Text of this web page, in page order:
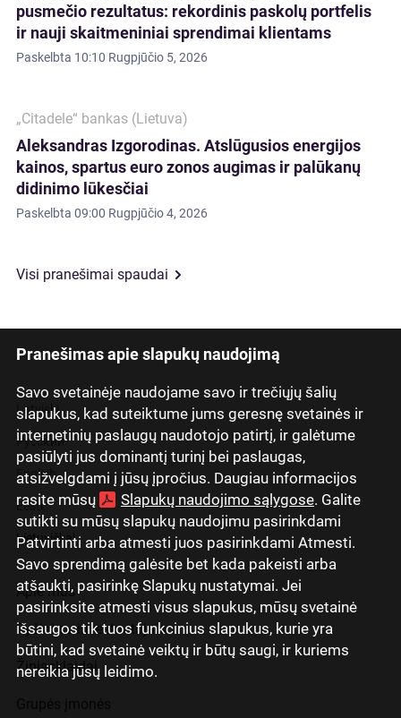
Pranešimas apie slapukų naudojimą
Savo svetainėje naudojame savo ir trečiųjų šalių
slapukus, kad suteiktume jums geresnę svetainės ir
internetinių paslaugų naudotojo patirtį, ir galėtume
pasiūlyti jus dominantį turinį bei paslaugas,
atsižvelgdami į jūsų įpročius. Daugiau informacijos
rasite mūsų
Slapukų naudojimo sąlygose. Galite
sutikti su mūsų slapukų naudojimu pasirinkdami
Patvirtinti arba atmesti juos pasirinkdami Atmesti.
Savo sprendimą galėsite bet kada pakeisti arba
atšaukti, pasirinkę Slapukų nustatymai. Jei
pasirinksite atmesti visus slapukus, mūsų svetainė
išsaugos tik tuos funkcinius slapukus, kurie yra
būtini, kad svetainė veiktų ir būtų saugi, ir kuriems
nereikia jūsų leidimo.
pusmečio rezultatus: rekordinis paskolų portfelis
ir nauji skaitmeniniai sprendimai klientams
Paskelbta 10:10 Rugpjūčio 5, 2026
„Citadele“ bankas (Lietuva)
Aleksandras Izgorodinas. Atslūgusios energijos
kainos, spartus euro zonos augimas ir palūkanų
didinimo lūkesčiai
Paskelbta 09:00 Rugpjūčio 4, 2026
Visi pranešimai spaudai
Latviski
Русский
English
Eesti
Lietuviškai
Apie mus
Ryšiai su investuotojais
Žiniasklaidai